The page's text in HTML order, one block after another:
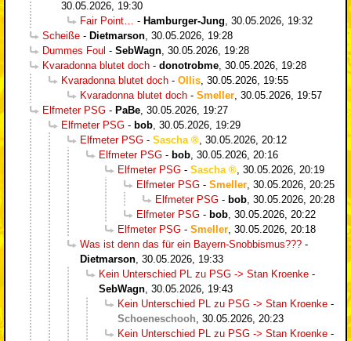
30.05.2026, 19:30
Fair Point…
- Hamburger-Jung 30.05.2026, 19:32
Scheiße - Dietmarson 30.05.2026, 19:28
Dummes Foul - SebWagn 30.05.2026, 19:28
Kvaradonna blutet doch - donotrobme 30.05.2026, 19:28
Kvaradonna blutet doch - Ollis 30.05.2026, 19:55
Kvaradonna blutet doch - Smeller 30.05.2026, 19:57
Elfmeter PSG - PaBe 30.05.2026, 19:27
Elfmeter PSG - bob 30.05.2026, 19:29
Elfmeter PSG - Sascha
30.05.2026, 20:12
Elfmeter PSG - bob 30.05.2026, 20:16
Elfmeter PSG - Sascha
30.05.2026, 20:19
Elfmeter PSG - Smeller 30.05.2026, 20:25
Elfmeter PSG - bob 30.05.2026, 20:28
Elfmeter PSG - bob 30.05.2026, 20:22
Elfmeter PSG - Smeller 30.05.2026, 20:18
Was ist denn das für ein Bayern-Snobbismus??? -
Dietmarson 30.05.2026, 19:33
Kein Unterschied PL zu PSG -> Stan Kroenke -
SebWagn 30.05.2026, 19:43
Kein Unterschied PL zu PSG -> Stan Kroenke -
Schoeneschooh 30.05.2026, 20:23
Kein Unterschied PL zu PSG -> Stan Kroenke -